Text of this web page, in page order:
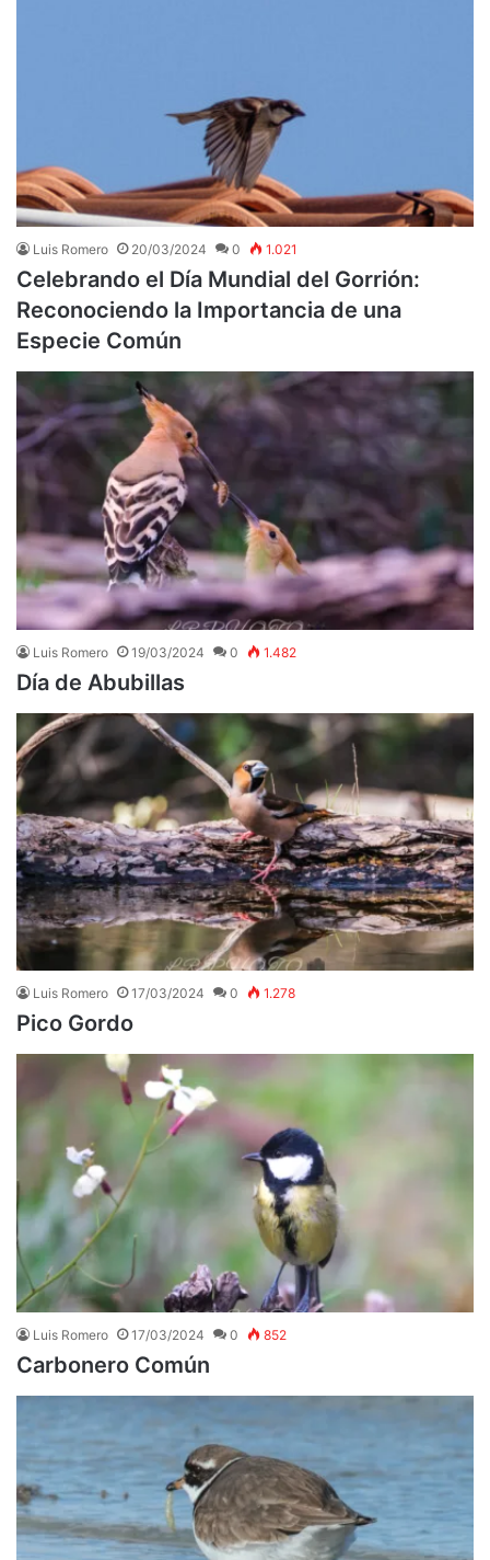
Luis Romero 20/03/2024 0 1.021
Celebrando el Día Mundial del Gorrión:
Reconociendo la Importancia de una
Especie Común
Luis Romero 19/03/2024 0 1.482
Día de Abubillas
Luis Romero 17/03/2024 0 1.278
Pico Gordo
Luis Romero 17/03/2024 0 852
Carbonero Común